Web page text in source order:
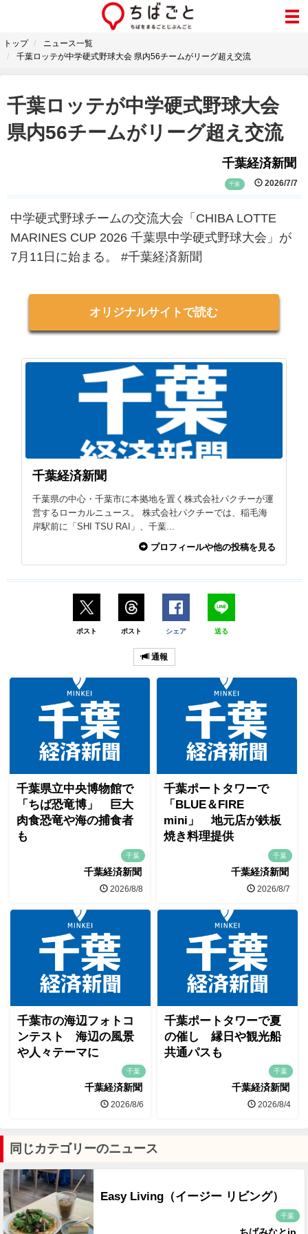
トップ
ニュース一覧
千葉ロッテが中学硬式野球大会 県内56チームがリーグ超え交流
千葉ロッテが中学硬式野球大会
県内56チームがリーグ超え交流
千葉経済新聞
千葉 2026/7/7
中学硬式野球チームの交流大会「CHIBA LOTTE
MARINES CUP 2026 千葉県中学硬式野球大会」が
7月11日に始まる。 #千葉経済新聞
オリジナルサイトで読む
千葉経済新聞
千葉県の中心・千葉市に本拠地を置く株式会社パクチーが運
営するローカルニュース。 株式会社パクチーでは、稲毛海
岸駅前に「SHI TSU RAI」、千葉...
プロフィールや他の投稿を見る
ポスト ポスト シェア 送る
通報
千葉県立中央博物館で
「ちば恐竜博」 巨大
肉食恐竜や海の捕食者
も
千葉
千葉経済新聞
2026/8/8
千葉ポートタワーで
「BLUE＆FIRE
mini」 地元店が鉄板
焼き料理提供
千葉
千葉経済新聞
2026/8/7
千葉市の海辺フォトコ
ンテスト 海辺の風景
や人々テーマに
千葉
千葉経済新聞
2026/8/6
千葉ポートタワーで夏
の催し 縁日や観光船
共通パスも
千葉
千葉経済新聞
2026/8/4
同じカテゴリーのニュース
Easy Living（イージー リビング）
千葉